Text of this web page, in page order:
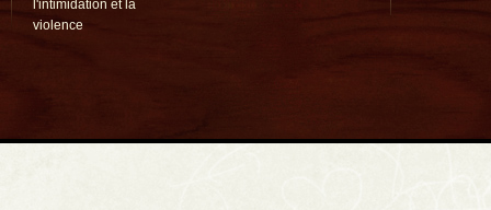
l'intimidation et la
violence